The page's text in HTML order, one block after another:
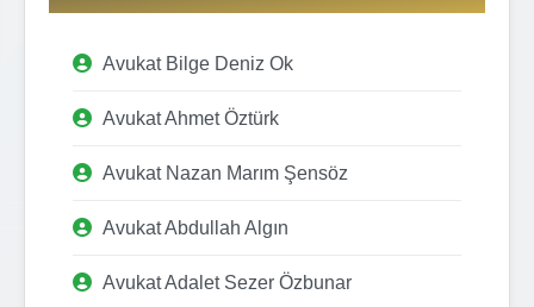
Avukat Bilge Deniz Ok
Avukat Ahmet Öztürk
Avukat Nazan Marım Şensöz
Avukat Abdullah Algın
Avukat Adalet Sezer Özbunar